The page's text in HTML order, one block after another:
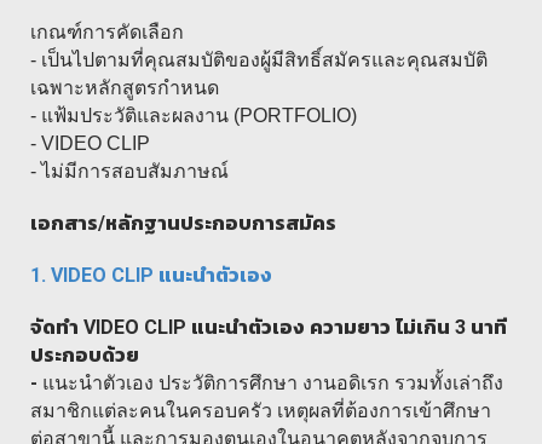
เกณฑ์การคัดเลือก
- เป็นไปตามที่คุณสมบัติของผู้มีสิทธิ์สมัครและคุณสมบัติ
เฉพาะหลักสูตรกำหนด
- แฟ้มประวัติและผลงาน (PORTFOLIO)
- VIDEO CLIP
- ไม่มีการสอบสัมภาษณ์
เอกสาร/หลักฐานประกอบการสมัคร
1. VIDEO CLIP แนะนำตัวเอง
จัดทำ VIDEO CLIP แนะนำตัวเอง ความยาว ไม่เกิน 3 นาที
ประกอบด้วย
- แนะนำตัวเอง ประวัติการศึกษา งานอดิเรก รวมทั้งเล่าถึง
สมาชิกแต่ละคนในครอบครัว เหตุผลที่ต้องการเข้าศึกษา
ต่อสาขานี้ และการมองตนเองในอนาคตหลังจากจบการ